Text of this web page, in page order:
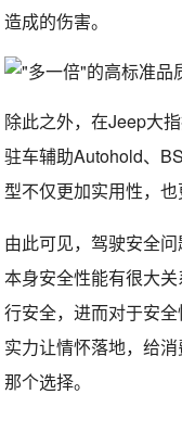
造成的伤害。
除此之外，在Jeep大
驻车辅助Autohold、
型不仅更加实用性，
由此可见，驾驶安全
本身安全性能有很大
行安全，进而对于安
实力让情怀落地，给
那个选择。